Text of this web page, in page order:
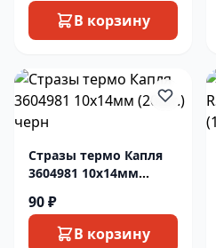
В корзину
Стразы термо Капля
3604981 10х14мм
90 ₽
В корзину